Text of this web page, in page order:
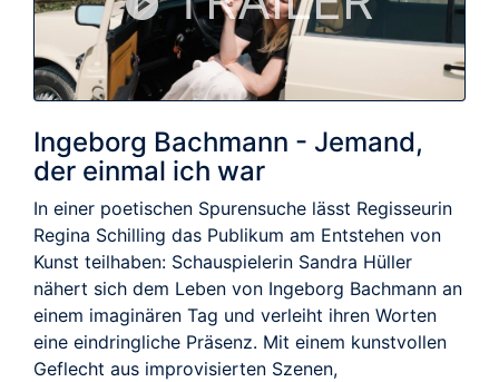
Ingeborg Bachmann - Jemand,
der einmal ich war
In einer poetischen Spurensuche lässt Regisseurin
Regina Schilling das Publikum am Entstehen von
Kunst teilhaben: Schauspielerin Sandra Hüller
nähert sich dem Leben von Ingeborg Bachmann an
einem imaginären Tag und verleiht ihren Worten
eine eindringliche Präsenz. Mit einem kunstvollen
Geflecht aus improvisierten Szenen,